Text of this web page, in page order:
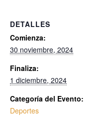
DETALLES
Comienza:
30 noviembre, 2024
Finaliza:
1 diciembre, 2024
Categoría del Evento:
Deportes